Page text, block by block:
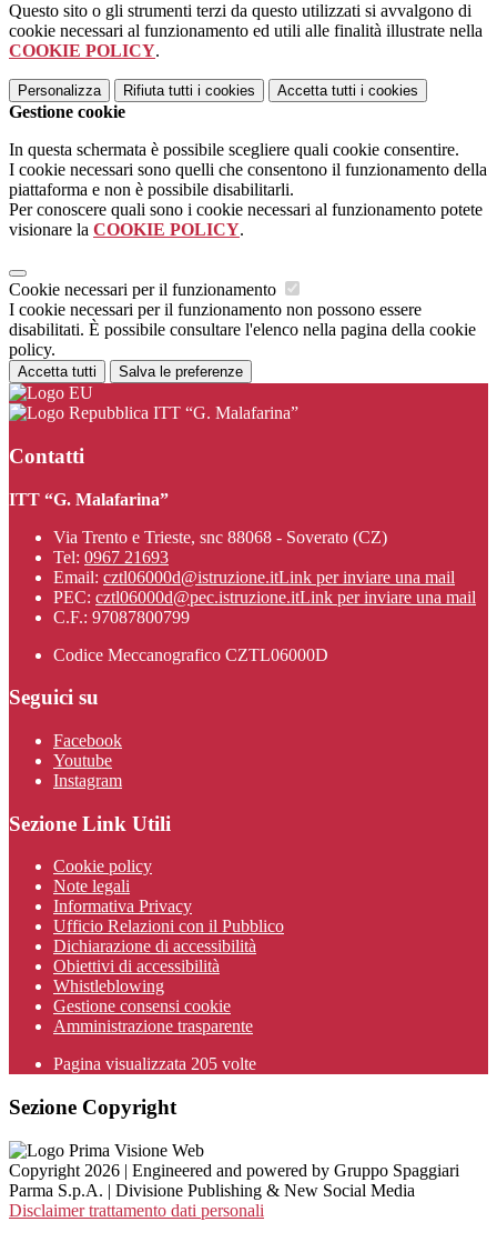
Questo sito o gli strumenti terzi da questo utilizzati si avvalgono di
cookie necessari al funzionamento ed utili alle finalità illustrate nella
COOKIE POLICY.
Personalizza Rifiuta tutti i cookies Accetta tutti i cookies
Gestione cookie
In questa schermata è possibile scegliere quali cookie consentire.
I cookie necessari sono quelli che consentono il funzionamento della
piattaforma e non è possibile disabilitarli.
Per conoscere quali sono i cookie necessari al funzionamento potete
visionare la COOKIE POLICY.
Cookie necessari per il funzionamento
I cookie necessari per il funzionamento non possono essere
disabilitati. È possibile consultare l'elenco nella pagina della cookie
policy.
Accetta tutti Salva le preferenze
ITT “G. Malafarina”
Contatti
ITT “G. Malafarina”
Via Trento e Trieste, snc 88068 - Soverato (CZ)
Tel: 0967 21693
Email: cztl06000d@istruzione.itLink per inviare una mail
PEC: cztl06000d@pec.istruzione.itLink per inviare una mail
C.F.: 97087800799
Codice Meccanografico CZTL06000D
Seguici su
Facebook
Youtube
Instagram
Sezione Link Utili
Cookie policy
Note legali
Informativa Privacy
Ufficio Relazioni con il Pubblico
Dichiarazione di accessibilità
Obiettivi di accessibilità
Whistleblowing
Gestione consensi cookie
Amministrazione trasparente
Pagina visualizzata 205 volte
Sezione Copyright
Copyright 2026 | Engineered and powered by Gruppo Spaggiari
Parma S.p.A. | Divisione Publishing & New Social Media
Disclaimer trattamento dati personali